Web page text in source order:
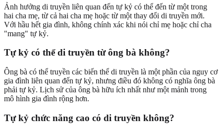
Ảnh hưởng di truyền liên quan đến tự kỷ có thể đến từ một trong
hai cha mẹ, từ cả hai cha mẹ hoặc từ một thay đổi di truyền mới.
Với hầu hết gia đình, không chính xác khi nói chỉ mẹ hoặc chỉ cha
"mang" tự kỷ.
Tự kỷ có thể di truyền từ ông bà không?
Ông bà có thể truyền các biến thể di truyền là một phần của nguy cơ
gia đình liên quan đến tự kỷ, nhưng điều đó không có nghĩa ông bà
phải tự kỷ. Lịch sử của ông bà hữu ích nhất như một mảnh trong
mô hình gia đình rộng hơn.
Tự kỷ chức năng cao có di truyền không?